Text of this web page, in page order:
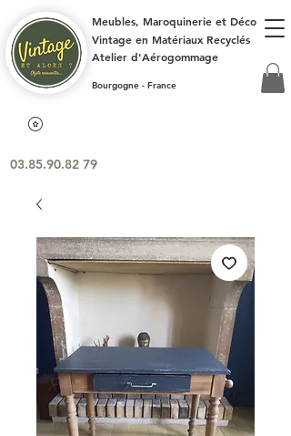
Meubles, Maroquinerie et Déco
Vintage en Matériaux Recyclés
Atelier d'Aérogommage
Bourgogne - France
03.85.90.82 79